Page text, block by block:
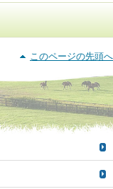
このページの先頭へ